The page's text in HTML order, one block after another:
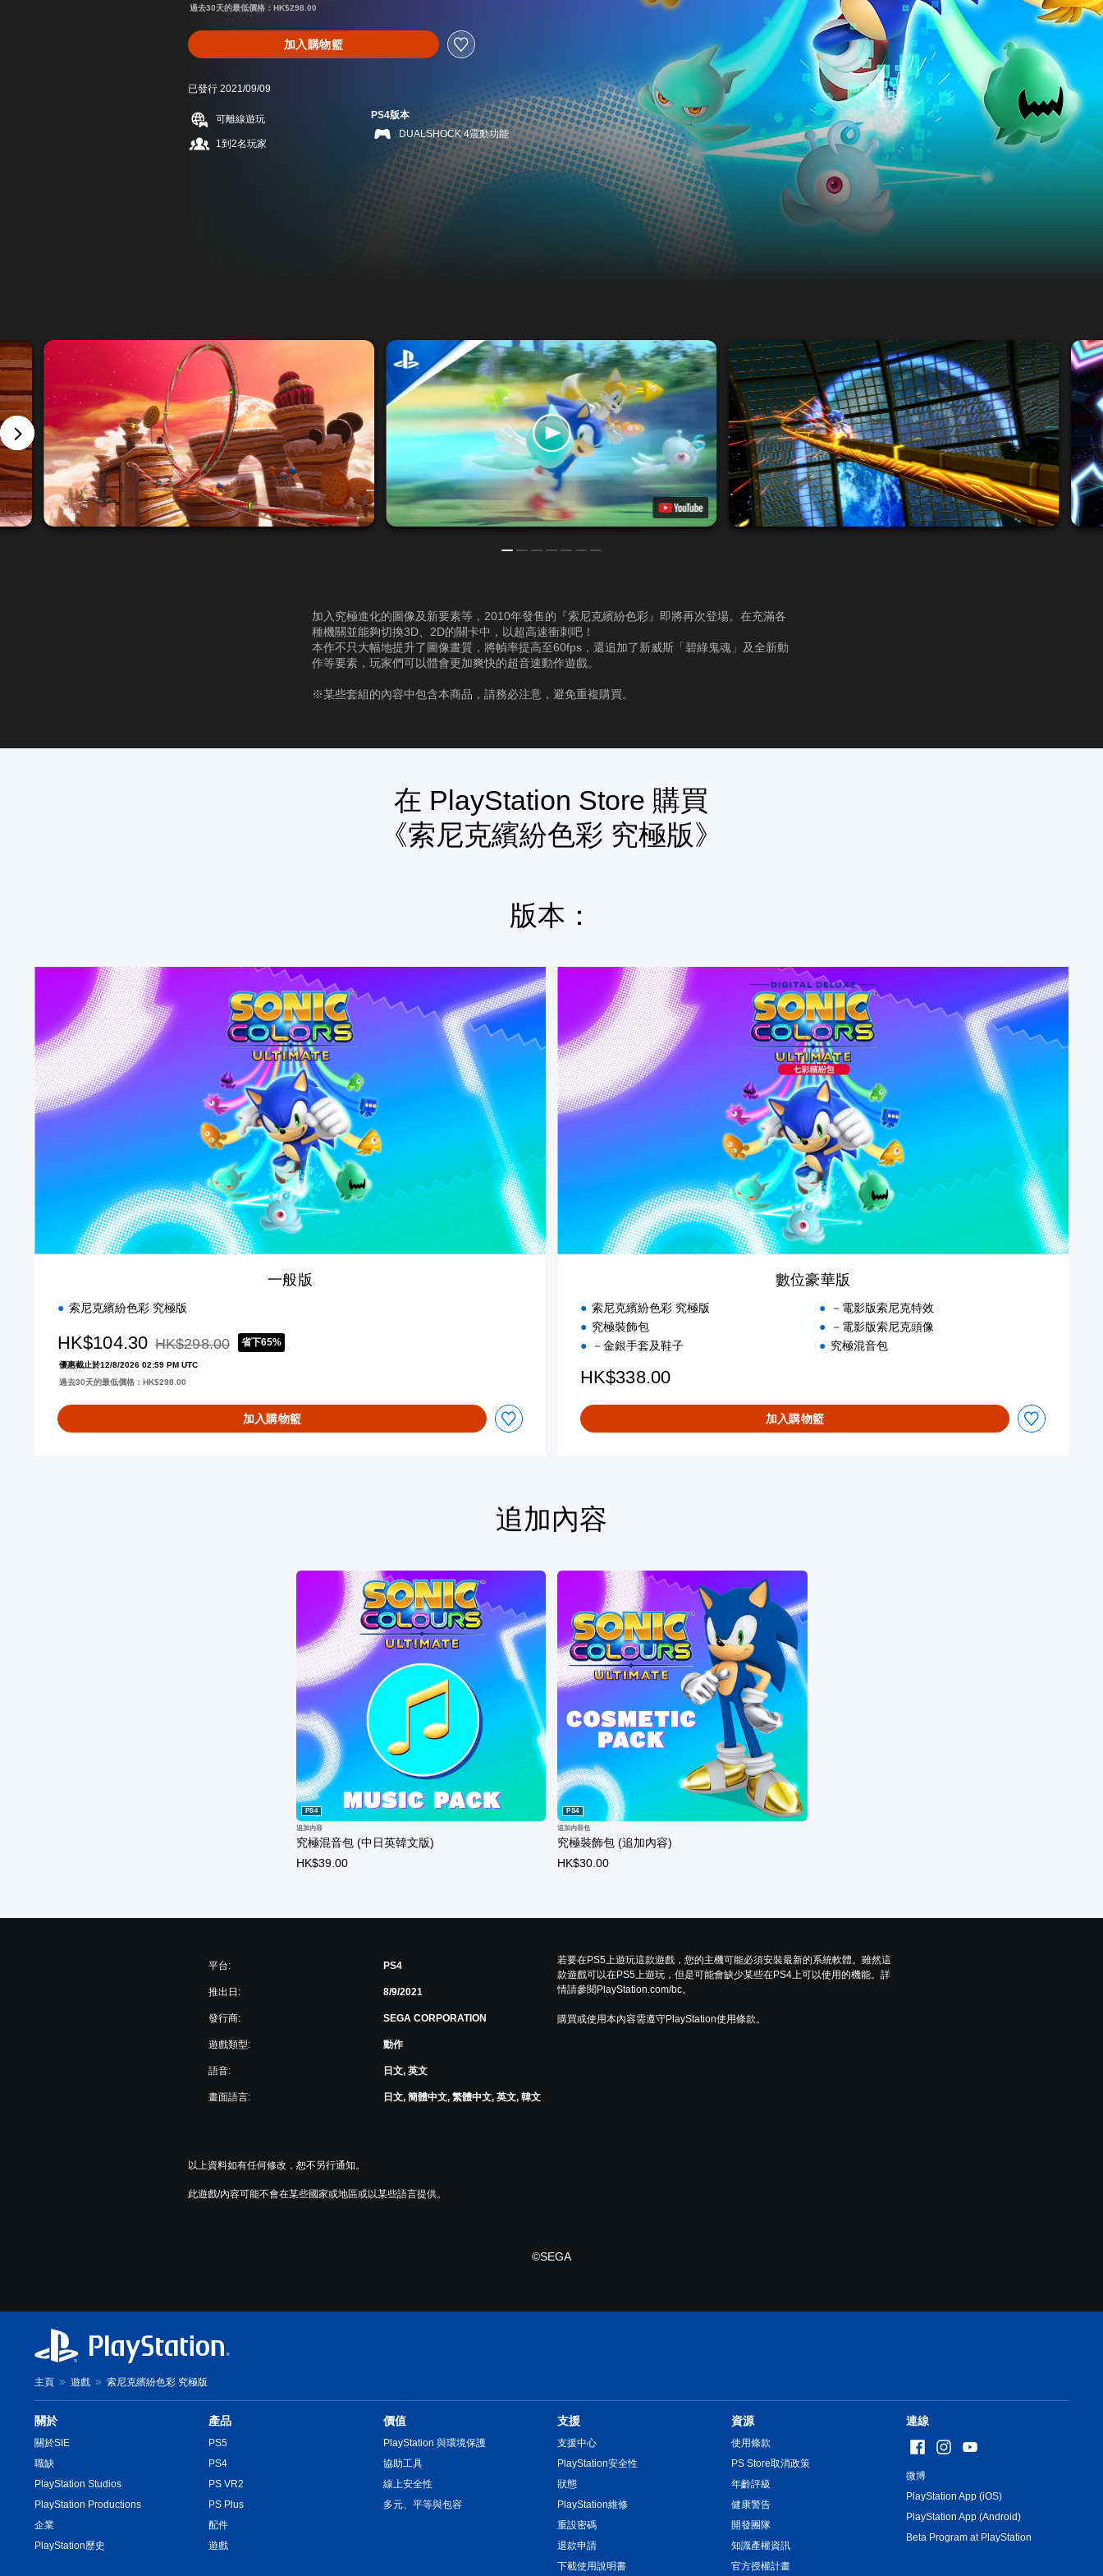
過去30天的最低價格：HK$298.00
加入購物籃
已發行 2021/09/09
可離線遊玩
1到2名玩家
PS4版本
DUALSHOCK 4震動功能
加入究極進化的圖像及新要素等，2010年發售的『索尼克繽紛色彩』即將再次登場。在充滿各
種機關並能夠切換3D、2D的關卡中，以超高速衝刺吧！
本作不只大幅地提升了圖像畫質，將幀率提高至60fps，還追加了新威斯「碧綠鬼魂」及全新動
作等要素，玩家們可以體會更加爽快的超音速動作遊戲。
※某些套組的內容中包含本商品，請務必注意，避免重複購買。
在 PlayStation Store 購買
《索尼克繽紛色彩 究極版》
版本：
一般版
索尼克繽紛色彩 究極版
HK$104.30 折扣前原價為HK$298.00
HK$298.00 省下65%
優惠截止於12/8/2026 02:59 PM UTC
過去30天的最低價格：HK$298.00
加入購物籃
版
數位豪華版
索尼克繽紛色彩 究極版
究極裝飾包
－金銀手套及鞋子
－電影版索尼克特效
－電影版索尼克頭像
究極混音包
HK$338.00
加入購物籃
追加內容
究極混音包 (中日英韓文版)
PS4
追加內容
HK$39.00
究極裝飾包 (追加內容)
PS4
追加內容包
HK$30.00
平台: PS4
推出日: 8/9/2021
發行商: SEGA CORPORATION
遊戲類型: 動作
語音: 日文, 英文
畫面語言: 日文, 簡體中文, 繁體中文, 英文, 韓文
若要在PS5上遊玩這款遊戲，您的主機可能必須安裝最新的系統軟體。雖然這
款遊戲可以在PS5上遊玩，但是可能會缺少某些在PS4上可以使用的機能。詳
情請參閱PlayStation.com/bc。
購買或使用本內容需遵守PlayStation使用條款。
以上資料如有任何修改，恕不另行通知。
此遊戲/內容可能不會在某些國家或地區或以某些語言提供。
©SEGA
主頁 遊戲 索尼克繽紛色彩 究極版
關於
關於SIE
職缺
PlayStation Studios
PlayStation Productions
企業
PlayStation歷史
產品
PS5
PS4
PS VR2
PS Plus
配件
遊戲
價值
PlayStation 與環境保護
協助工具
線上安全性
多元、平等與包容
支援
支援中心
PlayStation安全性
狀態
PlayStation維修
重設密碼
退款申請
下載使用說明書
資源
使用條款
PS Store取消政策
年齡評級
健康警告
開發團隊
知識產權資訊
官方授權計畫
連線
微博
PlayStation App (iOS)
PlayStation App (Android)
Beta Program at PlayStation